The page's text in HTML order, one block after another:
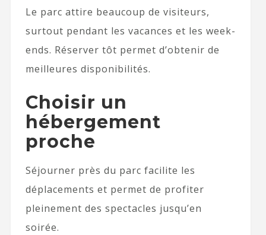
Le parc attire beaucoup de visiteurs,
surtout pendant les vacances et les week-
ends. Réserver tôt permet d’obtenir de
meilleures disponibilités.
Choisir un
hébergement
proche
Séjourner près du parc facilite les
déplacements et permet de profiter
pleinement des spectacles jusqu’en
soirée.